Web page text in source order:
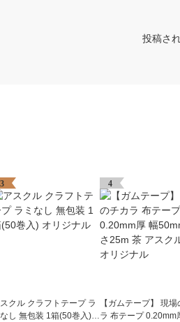
投稿さ
3
クル クラフトテープ ラ
なし 無包装 1箱(50巻入)
4
【ガムテープ】 現場
ラ 布テープ 0.20mm